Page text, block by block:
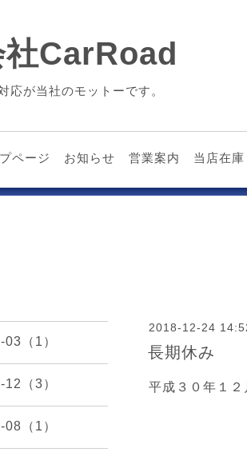
CarRoad
応が当社のモットーです。
ページ お知らせ 営業案内 当店在庫
2018-12-24
長期休み
平成３０年１２
（1）
（3）
（1）